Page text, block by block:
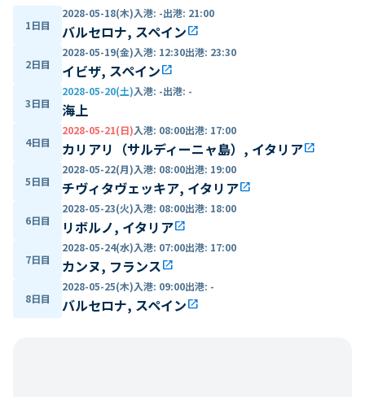
1日目
2028-05-18(木)入港: -出港: 21:00
バルセロナ, スペインopen_in_new
2日目
2028-05-19(金)入港: 12:30出港: 23:30
イビザ, スペインopen_in_new
3日目
2028-05-20(土)入港: -出港: -
海上
4日目
2028-05-21(日)入港: 08:00出港: 17:00
カリアリ（サルディーニャ島）, イタリアopen_in_new
5日目
2028-05-22(月)入港: 08:00出港: 19:00
チヴィタヴェッキア, イタリアopen_in_new
6日目
2028-05-23(火)入港: 08:00出港: 18:00
リボルノ, イタリアopen_in_new
7日目
2028-05-24(水)入港: 07:00出港: 17:00
カンヌ, フランスopen_in_new
8日目
2028-05-25(木)入港: 09:00出港: -
バルセロナ, スペインopen_in_new